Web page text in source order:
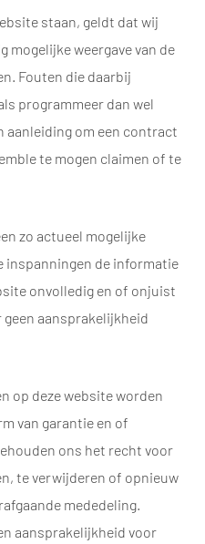
staan, geldt dat wij
mogelijke weergave van de
Fouten die daarbij
programmeer dan wel
aanleiding om een contract
te mogen claimen of te
zo actueel mogelijke
inspanningen de informatie
onvolledig en of onjuist
aansprakelijkheid
op deze website worden
van garantie en of
ons het recht voor
te verwijderen of opnieuw
mededeling.
aansprakelijkheid voor